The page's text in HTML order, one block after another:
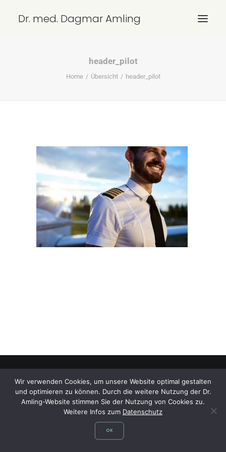
Dr. med. Dagmar Amling
SEARCH
header_pilot
Home Übersicht header_pilot
Dr. med. Dagmar Amling,Fachärztin für Allgemeinmedizin, Flugmedizin,
Sportmedizin, Reisemedizin, Fliegerärztliche Untersuchungsstelle,
Gelbfieberimpfstelle
Wir verwenden Cookies, um unsere Website optimal gestalten
und optimieren zu können. Durch die weitere Nutzung der Dr.
Amling-Website stimmen Sie der Nutzung von Cookies zu.
Weitere Infos zum Datenschutz
OK